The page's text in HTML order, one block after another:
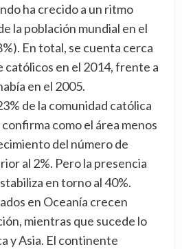
ha crecido a un ritmo
la población mundial en el
En total, se cuenta cerca
católicos en el 2014, frente a
en el 2005.
de la comunidad católica
como el área menos
del número de
al 2%. Pero la presencia
en torno al 40%.
en Oceanía crecen
mientras que sucede lo
y Asia. El continente